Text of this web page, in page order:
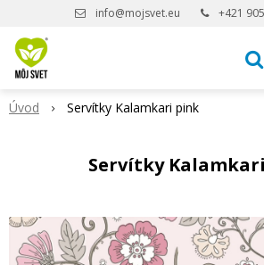
info@mojsvet.eu +421
Úvod Servítky Kalamkari pink
Servítky